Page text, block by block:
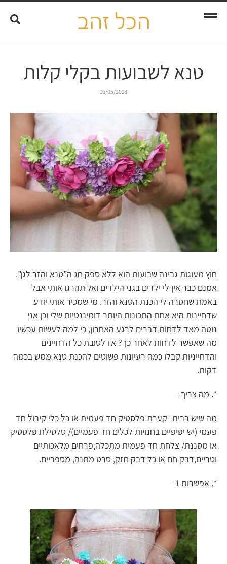
טנא לשבועות בקלי קלות
16/05/2018
חוץ מעוגות גבינה שבועות הוא ללא ספק חג ה”טנא והזר לגן”.
אמנם כבר אין לי ילדים בגני הילדים ואל תהרגו אותי אבל
באמת שחסרה לי הכנת הטנא והזר. מי שמכיר אותי יודע
שדחיינות היא אחת התכונות היותר דומיננטיות שלי וכן אני
נוטה מאד לדחות דברים לרגע האחרון, כי למה לעשות עכשיו
מה שאפשר לדחות לאחר כך? אז לטובת כל הדחיינים
והדחייניות קבלו כמה רעיונות פשוטים להכנת טנא ממש בכמה
דקות.
*. מה צריך-
מה שיש בבית- קערת פלסטיק חד פעמית או כל כלי קיבול חד
פעמי (יש יפיפיים בחנויות לכלים חד פעמיים)/ סלסילת פלסטיק
או מסננת/ צלחת חד פעמית מתכלה,פרחים מלאכותיים
וטריים,דבק חם או כל דבק חזק, סרט מתנה, מספריים.
*. אפשרות 1-